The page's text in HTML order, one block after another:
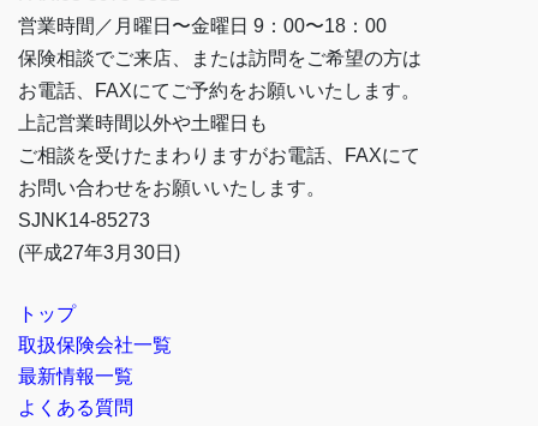
営業時間／月曜日〜金曜日 9：00〜18：00
保険相談でご来店、または訪問をご希望の方は
お電話、FAXにてご予約をお願いいたします。
上記営業時間以外や土曜日も
ご相談を受けたまわりますがお電話、FAXにて
お問い合わせをお願いいたします。
SJNK14-85273
(平成27年3月30日)
トップ
取扱保険会社一覧
最新情報一覧
よくある質問